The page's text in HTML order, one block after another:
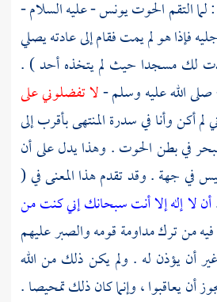
لما التقم الحوتيونس- عليه السلام -
فإذا هو لم يمت فقام إلى عادته يصلي
لك مسجدا حيث لم يتخذه أحد ) .
الله عليه وسلم -لا تفضلوني على
لم أكن وأنا في سدرة المنتهى بأقرب إلى
في بطن الحوت . وهذا يدل على أن
في جهة . وقد تقدم هذا المعنى في (
أن لا إله إلا أنت سبحانك إني كنت من
من ترك مداومة قومه والصبر عليهم
أن يؤذن له . ولم يكن ذلك من الله
أن يعاقبوا ، وإنما كان ذلك تمحيصا .